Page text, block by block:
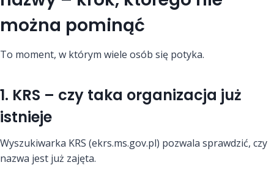
można pominąć
To moment, w którym wiele osób się potyka.
1. KRS – czy taka organizacja już
istnieje
Wyszukiwarka KRS (ekrs.ms.gov.pl) pozwala sprawdzić, czy
nazwa jest już zajęta.